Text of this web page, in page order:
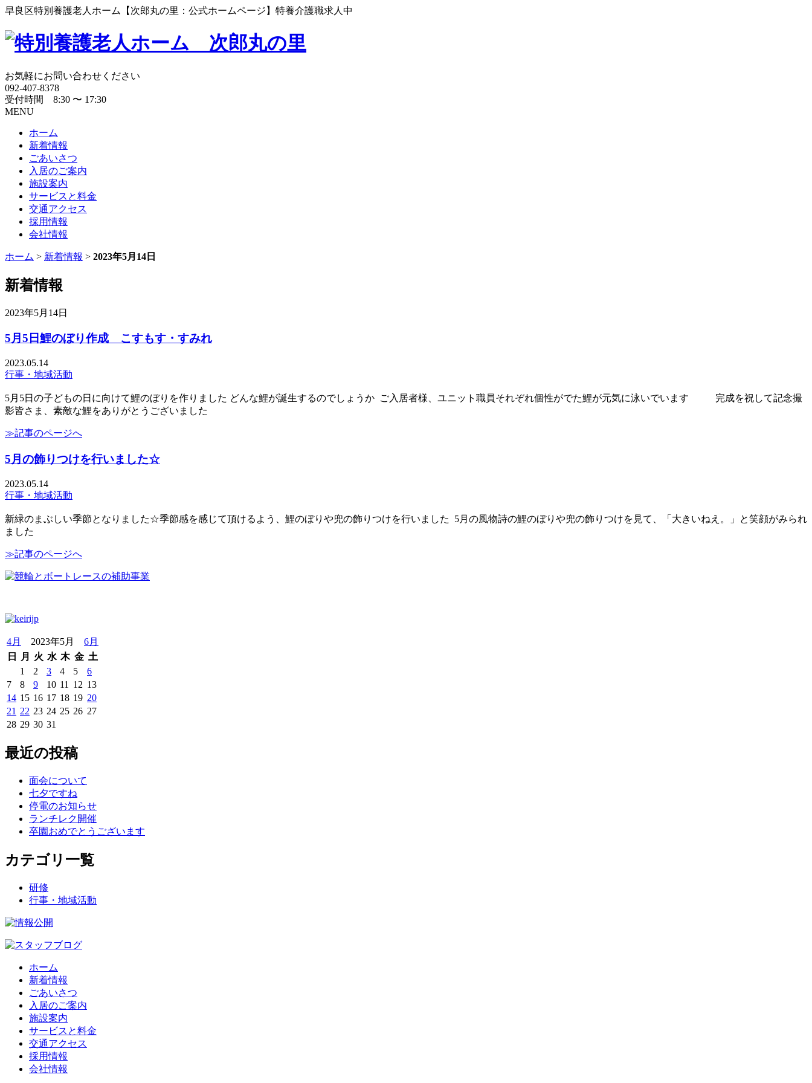
早良区特別養護老人ホーム【次郎丸の里：公式ホームページ】特養介護職求人中
お気軽にお問い合わせください
092-407-8378
受付時間 8:30 〜 17:30
MENU
ホーム
新着情報
ごあいさつ
入居のご案内
施設案内
サービスと料金
交通アクセス
採用情報
会社情報
ホーム > 新着情報 > 2023年5月14日
新着情報
2023年5月14日
5月5日鯉のぼり作成 こすもす・すみれ
2023.05.14
行事・地域活動
5月5日の子どもの日に向けて鯉のぼりを作りました どんな鯉が誕生するのでしょうか ご入居者様、ユニット職員それぞれ個性がでた鯉が元気に泳いでいます 完成を祝して記念撮
影皆さま、素敵な鯉をありがとうございました
≫記事のページへ
5月の飾りつけを行いました☆
2023.05.14
行事・地域活動
新緑のまぶしい季節となりました☆季節感を感じて頂けるよう、鯉のぼりや兜の飾りつけを行いました 5月の風物詩の鯉のぼりや兜の飾りつけを見て、「大きいねえ。」と笑顔がみられ
ました
≫記事のページへ
4月 2023年5月 6月
日
月 火 水 木 金 土
1
2 3 4 5
6
7
8 9 10 11 12 13
14 15 16 17 18 19 20
21 22 23 24 25 26 27
28 29 30 31
最近の投稿
面会について
七夕ですね
停電のお知らせ
ランチレク開催
卒園おめでとうございます
カテゴリ一覧
研修
行事・地域活動
ホーム
新着情報
ごあいさつ
入居のご案内
施設案内
サービスと料金
交通アクセス
採用情報
会社情報